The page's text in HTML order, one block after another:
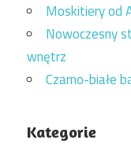
Moskitiery od
Nowoczesny
wnętrz
Czarno-białe
Kategorie